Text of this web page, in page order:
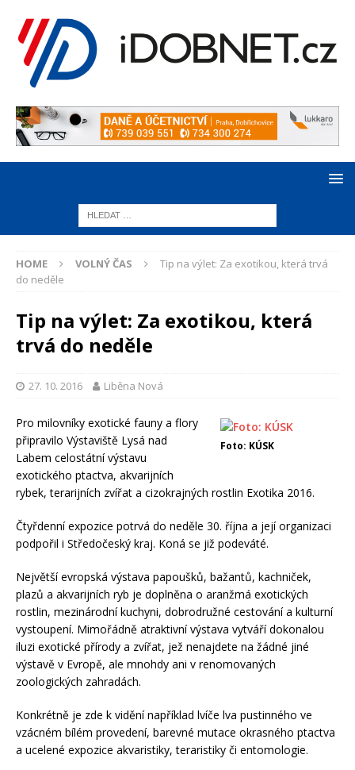
HOME VOLNÝ ČAS
Tip na výlet: Za exotikou, která trvá
do neděle
Tip na výlet: Za exotikou, která
trvá do neděle
27. 10. 2016 Liběna Nová
Foto: KÚSK
Pro milovníky exotické fauny a flory
připravilo Výstaviště Lysá nad
Labem celostátní výstavu
exotického ptactva, akvarijních
rybek, terarijních zvířat a cizokrajných rostlin Exotika 2016.
Čtyřdenní expozice potrvá do neděle 30. října a její organizaci
podpořil i Středočeský kraj. Koná se již podeváté.
Největší evropská výstava papoušků, bažantů, kachniček,
plazů a akvarijních ryb je doplněna o aranžmá exotických
rostlin, mezinárodní kuchyni, dobrodružné cestování a kulturní
vystoupení. Mimořádně atraktivní výstava vytváří dokonalou
iluzi exotické přírody a zvířat, jež nenajdete na žádné jiné
výstavě v Evropě, ale mnohdy ani v renomovaných
zoologických zahradách.
Konkrétně je zde k vidění například lvíče lva pustinného ve
vzácném bílém provedení, barevné mutace okrasného ptactva
a ucelené expozice akvaristiky, teraristiky či entomologie.